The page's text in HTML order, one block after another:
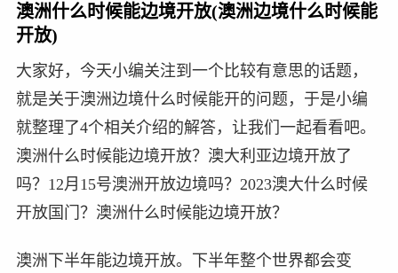
澳洲什么时候能边境开放(澳洲边境什么时候能
开放)
大家好，今天小编关注到一个比较有意思的话题，
就是关于澳洲边境什么时候能开的问题，于是小编
就整理了4个相关介绍的解答，让我们一起看看吧。
澳洲什么时候能边境开放？澳大利亚边境开放了
吗？12月15号澳洲开放边境吗？2023澳大什么时候
开放国门？澳洲什么时候能边境开放？
澳洲下半年能边境开放。下半年整个世界都会变